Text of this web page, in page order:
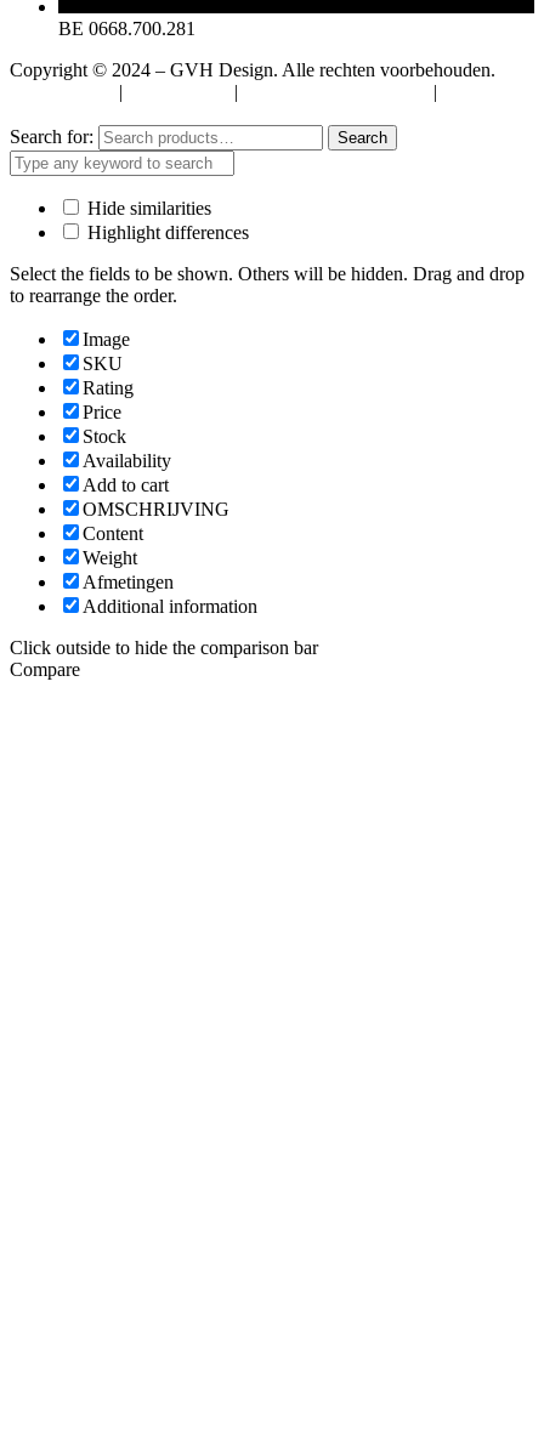
BE 0668.700.281
Copyright © 2024 – GVH Design. Alle rechten voorbehouden.
| | |
Search for:
Search
Hide similarities
Highlight differences
Select the fields to be shown. Others will be hidden. Drag and drop
to rearrange the order.
Image
SKU
Rating
Price
Stock
Availability
Add to cart
OMSCHRIJVING
Content
Weight
Afmetingen
Additional information
Click outside to hide the comparison bar
Compare